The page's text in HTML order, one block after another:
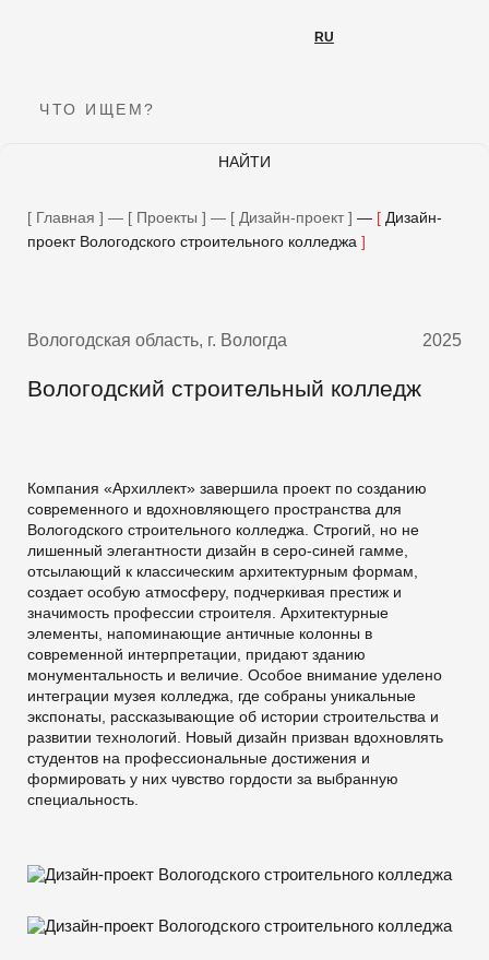
RU
ЧТО ИЩЕМ?
НАЙТИ
Главная — Проекты — Дизайн-проект —
Дизайн-
проект Вологодского строительного колледжа
Вологодская область, г. Вологда 2025
Вологодский строительный колледж
Компания «Архиллект» завершила проект по созданию
современного и вдохновляющего пространства для
Вологодского строительного колледжа. Строгий, но не
лишенный элегантности дизайн в серо-синей гамме,
отсылающий к классическим архитектурным формам,
создает особую атмосферу, подчеркивая престиж и
значимость профессии строителя. Архитектурные
элементы, напоминающие античные колонны в
современной интерпретации, придают зданию
монументальность и величие. Особое внимание уделено
интеграции музея колледжа, где собраны уникальные
экспонаты, рассказывающие об истории строительства и
развитии технологий. Новый дизайн призван вдохновлять
студентов на профессиональные достижения и
формировать у них чувство гордости за выбранную
специальность.
Мы будем рады делиться новинками и новостями!
ОТПРАВИТЬ